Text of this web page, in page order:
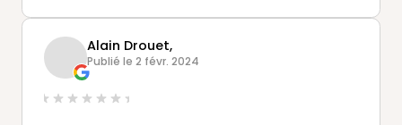
Alain Drouet,
Publié le 2 févr. 2024